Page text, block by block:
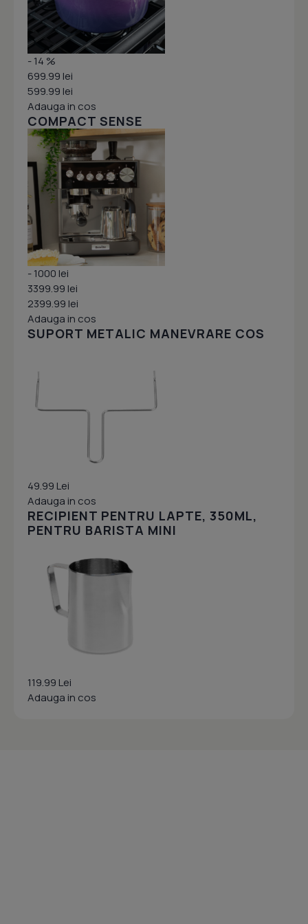
- 14 %
699.99 lei
599.99 lei
Adauga in cos
COMPACT SENSE
- 1000 lei
3399.99 lei
2399.99 lei
Adauga in cos
SUPORT METALIC MANEVRARE COS
49.99 Lei
Adauga in cos
RECIPIENT PENTRU LAPTE, 350ML,
PENTRU BARISTA MINI
119.99 Lei
Adauga in cos